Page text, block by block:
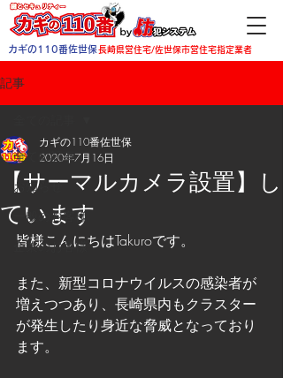
長崎県営住宅/佐世保市営住宅指定業者
カギの110番佐世保
記事
全ての記事
お知らせ
一般のお客様
企業のお客様
【サーマルカメラ設置】し
ています
カギの110番佐世保
2020年7月16日
皆様こんにちはTakuroです。
また、新型コロナウイルスの感染者が
増えつつあり、長崎県内もクラスター
が発生したり身近な脅威となっており
ます。